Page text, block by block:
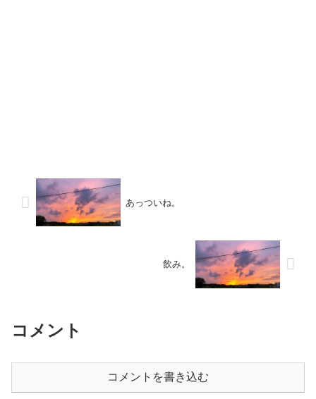
あっついね。
飲み。
コメント
コメントを書き込む